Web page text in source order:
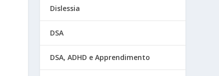
Dislessia
DSA
DSA, ADHD e Apprendimento